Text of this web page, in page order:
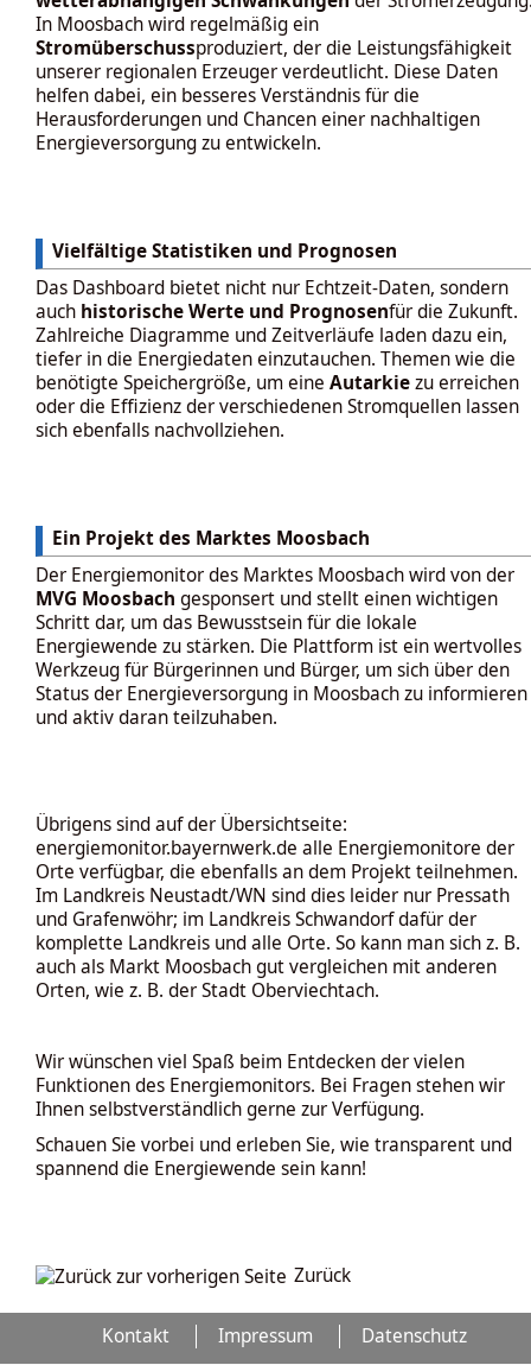
In Moosbach wird regelmäßig ein
Stromüberschussproduziert, der die Leistungsfähigkeit
unserer regionalen Erzeuger verdeutlicht. Diese Daten
helfen dabei, ein besseres Verständnis für die
Herausforderungen und Chancen einer nachhaltigen
Energieversorgung zu entwickeln.
Vielfältige Statistiken und Prognosen
Das Dashboard bietet nicht nur Echtzeit-Daten, sondern
auch historische Werte und Prognosenfür die Zukunft.
Zahlreiche Diagramme und Zeitverläufe laden dazu ein,
tiefer in die Energiedaten einzutauchen. Themen wie die
benötigte Speichergröße, um eine Autarkiezu erreichen
oder die Effizienz der verschiedenen Stromquellen lassen
sich ebenfalls nachvollziehen.
Ein Projekt des Marktes Moosbach
Der Energiemonitor des Marktes Moosbach wird von der
MVG Moosbach gesponsert und stellt einen wichtigen
Schritt dar, um das Bewusstsein für die lokale
Energiewende zu stärken. Die Plattform ist ein wertvolles
Werkzeug für Bürgerinnen und Bürger, um sich über den
Status der Energieversorgung in Moosbach zu informieren
und aktiv daran teilzuhaben.
Übrigens sind auf der Übersichtseite:
energiemonitor.bayernwerk.de alle Energiemonitore der
Orte verfügbar, die ebenfalls an dem Projekt teilnehmen.
Im Landkreis Neustadt/WN sind dies leider nur Pressath
und Grafenwöhr; im Landkreis Schwandorf dafür der
komplette Landkreis und alle Orte. So kann man sich z. B.
auch als Markt Moosbach gut vergleichen mit anderen
Orten, wie z. B. der Stadt Oberviechtach.
Wir wünschen viel Spaß beim Entdecken der vielen
Funktionen des Energiemonitors. Bei Fragen stehen wir
Ihnen selbstverständlich gerne zur Verfügung.
Schauen Sie vorbei und erleben Sie, wie transparent und
spannend die Energiewende sein kann!
Zurück
Kontakt Impressum Datenschutz